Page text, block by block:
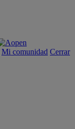
Mi comunidad Cerrar